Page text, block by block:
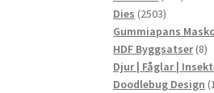
Dies 25032503
produkter
Gummiapans
HDF Byggsatser 88
Djur | Fåglar |
Doodlebug Design